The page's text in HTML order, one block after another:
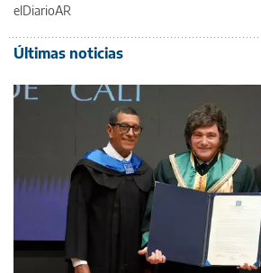
elDiarioAR
Últimas noticias